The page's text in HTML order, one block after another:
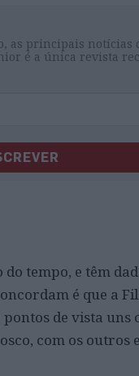
as principais notícias
é a única revista
tempo, e têm
é que a
de vista uns
com os outros